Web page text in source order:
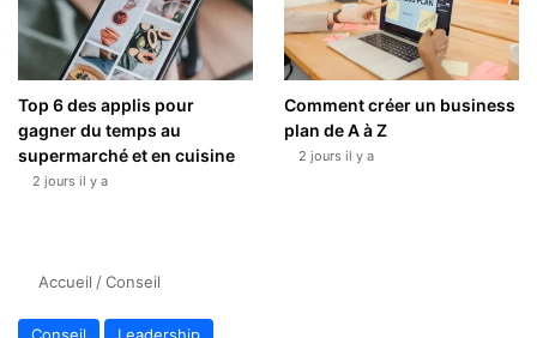
Top 6 des applis pour
gagner du temps au
supermarché et en cuisine
2 jours il y a
Comment créer un business
plan de A à Z
2 jours il y a